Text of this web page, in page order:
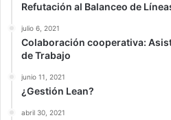
Refutación al Balanceo de
julio 6, 2021
Colaboración cooperativa:
de Trabajo
junio 11, 2021
¿Gestión Lean?
abril 30, 2021